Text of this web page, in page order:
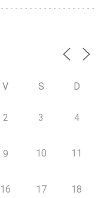
V S D
2 3 4
9 10 11
16 17 18